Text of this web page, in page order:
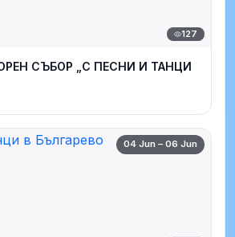
127
СЪБОР „С ПЕСНИ И ТАНЦИ
04 Jun – 06 Jun